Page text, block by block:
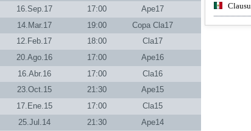
16.Sep.17 17:00
Ape17
14.Mar.17 19:00
Copa Cla17
12.Feb.17 18:00
Cla17
20.Ago.16 17:00
Ape16
16.Abr.16 17:00
Cla16
23.Oct.15 21:30
Ape15
17.Ene.15 17:00
Cla15
25.Jul.14 21:30
Ape14